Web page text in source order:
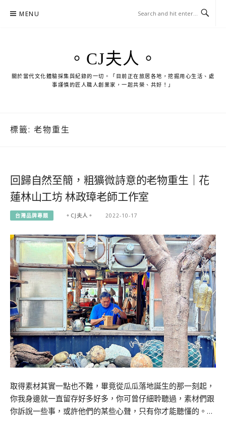
MENU
。CJ夫人。
關於當代文化體驗採集與紀錄的一切。「目前正在旅居各地，挖掘用心生活、處
事謹慎的匠人職人創業家，一起共榮、共好！」
標籤: 老物重生
回歸自然至簡，粗獷微詩意的老物重生｜花
蓮林山工坊 林政璋老師工作室
台灣品牌專題 。CJ夫人。 2022-10-17
取得素材其實一點也不難，畢竟從瓜瓜落地誕生的那一刻起，
你我身邊就一直留存好多好多，你可曾仔細聆聽過，素材們跟
你訴說一些事，或許他們的某些心聲，只有你才能聽懂的。…